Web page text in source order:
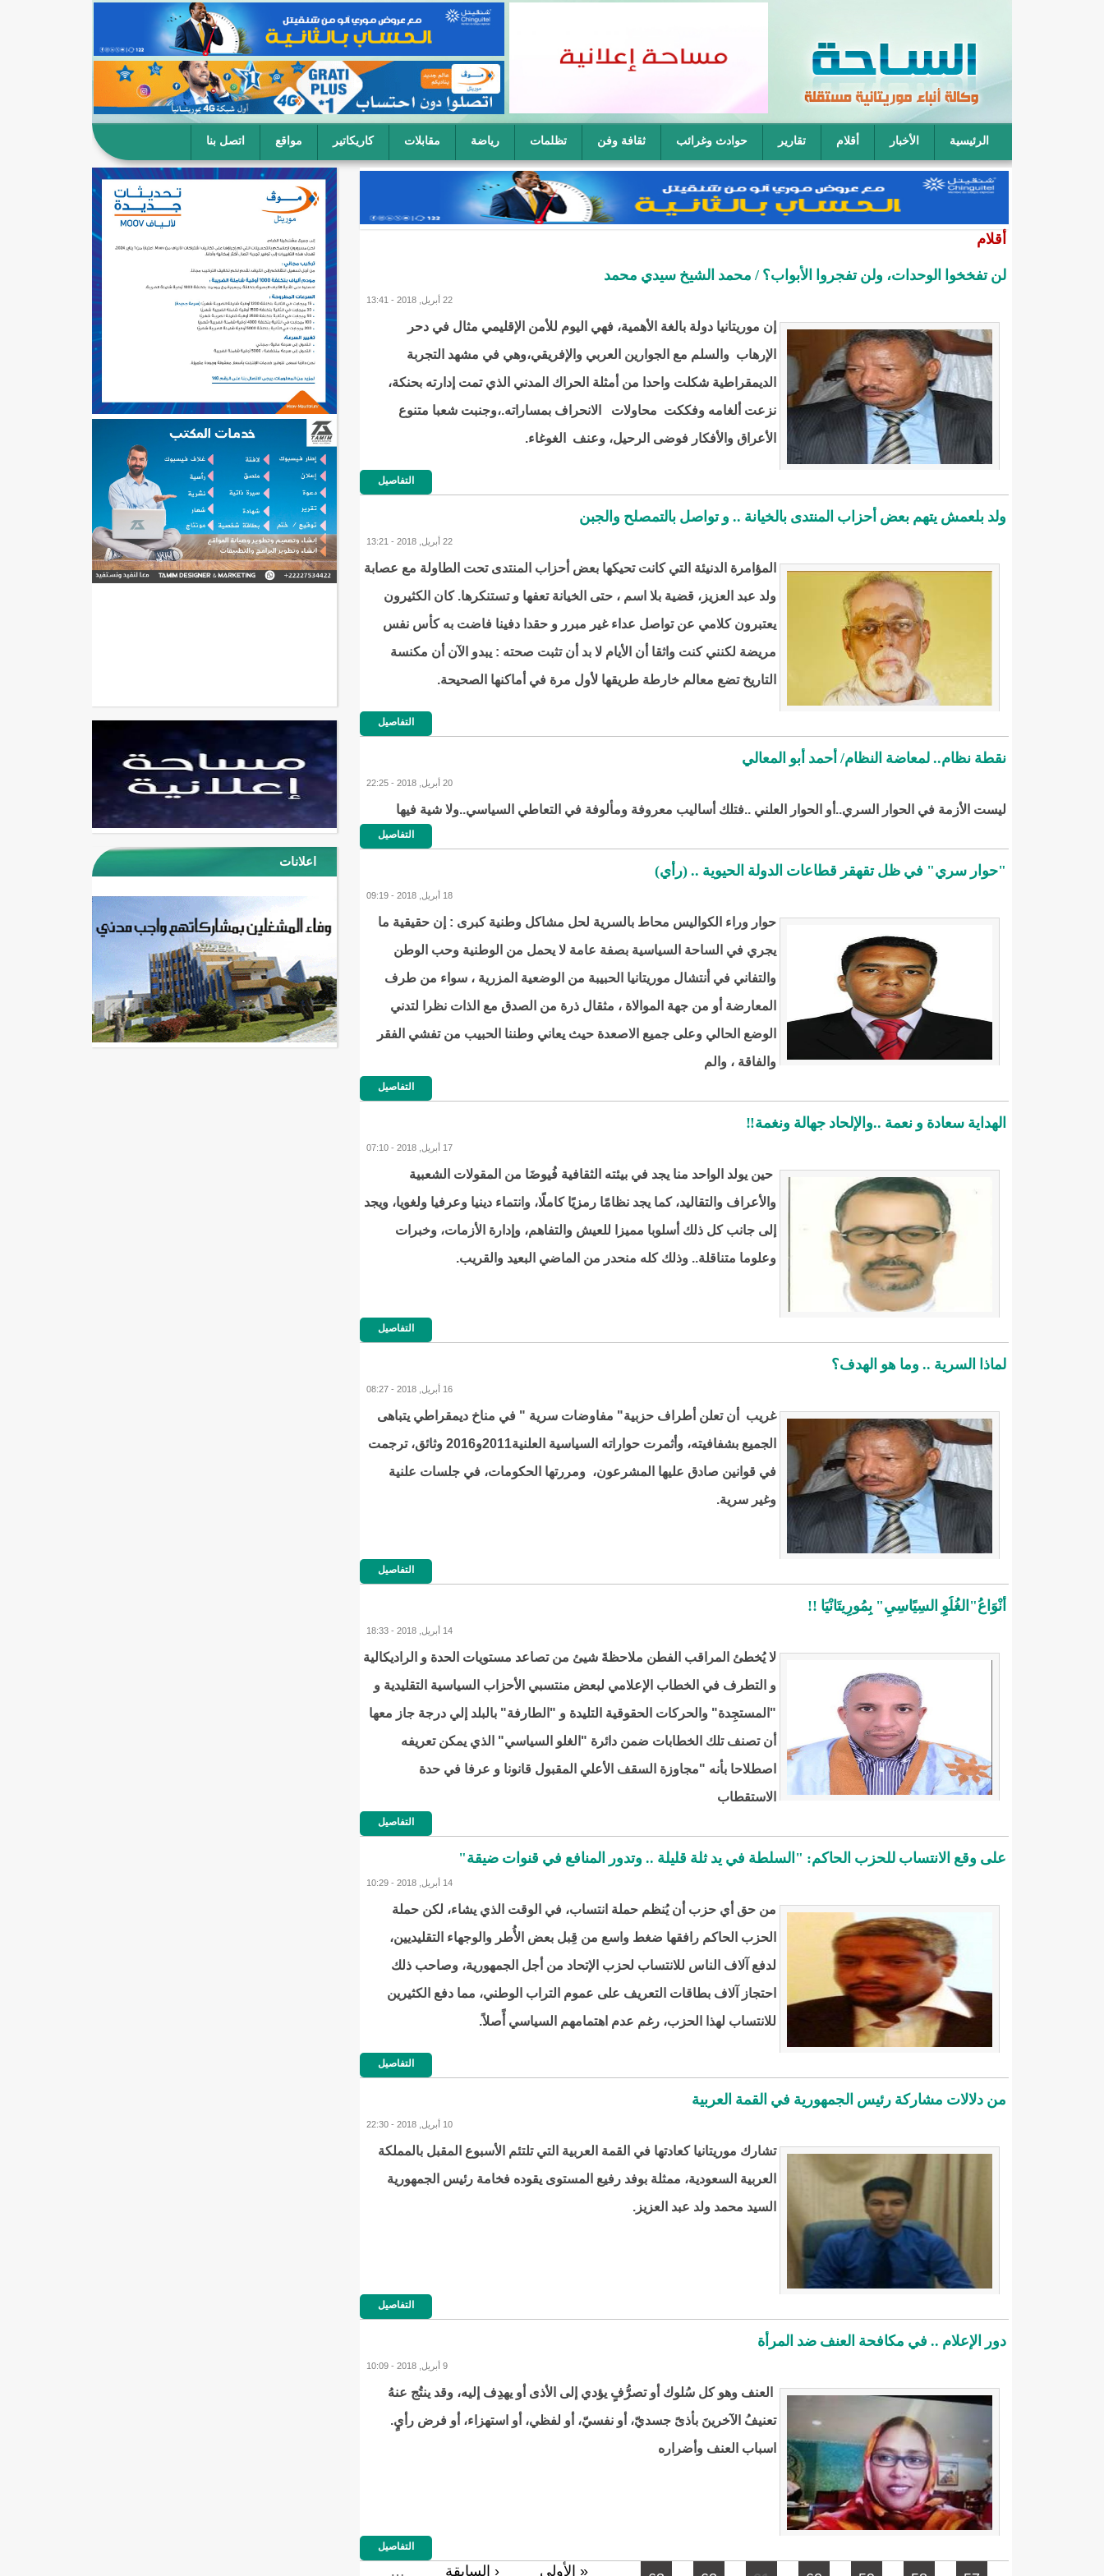
الرئيسية الأخبار أقلام تقارير حوادث وغرائب ثقافة وفن تظلمات رياضة مقابلات كاريكاتير مواقع اتصل بنا
فقيه موريتاني: يمكن لأربعة رجال أن يتناوبوا على نكاح سيدة في آن واحد
أقلام
لن تفخخوا الوحدات، ولن تفجروا الأبواب؟ / محمد الشيخ سيدي محمد
22 أبريل, 2018 - 13:41
إن موريتانيا دولة بالغة الأهمية، فهي اليوم للأمن الإقليمي مثال في دحر
الإرهاب والسلم مع الجوارين العربي والإفريقي،وهي في مشهد التجربة
الديمقراطية شكلت واحدا من أمثلة الحراك المدني الذي تمت إدارته بحنكة،
نزعت ألغامه وفككت محاولات الانحراف بمساراته.،وجنبت شعبا متنوع
الأعراق والأفكار فوضى الرحيل، وعنف الغوغاء.
التفاصيل
ولد بلعمش يتهم بعض أحزاب المنتدى بالخيانة .. و تواصل بالتمصلح والجبن
22 أبريل, 2018 - 13:21
المؤامرة الدنيئة التي كانت تحيكها بعض أحزاب المنتدى تحت الطاولة مع عصابة
ولد عبد العزيز، قضية بلا اسم ، حتى الخيانة تعفها و تستنكرها. كان الكثيرون
يعتبرون كلامي عن تواصل عداء غير مبرر و حقدا دفينا فاضت به كأس نفس
مريضة لكنني كنت واثقا أن الأيام لا بد أن تثبت صحته : يبدو الآن أن مكنسة
التاريخ تضع معالم خارطة طريقها لأول مرة في أماكنها الصحيحة.
التفاصيل
نقطة نظام.. لمعاضة النظام/ أحمد أبو المعالي
20 أبريل, 2018 - 22:25
ليست الأزمة في الحوار السري..أو الحوار العلني ..فتلك أساليب معروفة ومألوفة في التعاطي السياسي..ولا شية فيها
التفاصيل
"حوار سري" في ظل تقهقر قطاعات الدولة الحيوية .. (رأي)
18 أبريل, 2018 - 09:19
حوار وراء الكواليس محاط بالسرية لحل مشاكل وطنية كبرى : إن حقيقية ما
يجري في الساحة السياسية بصفة عامة لا يحمل من الوطنية وحب الوطن
والتفاني في أنتشال موريتانيا الحبيبة من الوضعية المزرية ، سواء من طرف
المعارضة أو من جهة الموالاة ، مثقال ذرة من الصدق مع الذات نظرا لتدني
الوضع الحالي وعلى جميع الاصعدة حيث يعاني وطننا الحبيب من تفشي الفقر
والفاقة ، والم
التفاصيل
الهداية سعادة و نعمة ..والإلحاد جهالة ونغمة‼
17 أبريل, 2018 - 07:10
حين يولد الواحد منا يجد في بيئته الثقافية فُيوضَا من المقولات الشعبية
والأعراف والتقاليد، كما يجد نظامًا رمزيًا كاملًا، وانتماء دينيا وعرفيا ولغويا، ويجد
إلى جانب كل ذلك أسلوبا مميزا للعيش والتفاهم، وإدارة الأزمات، وخبرات
وعلوما متناقلة.. وذلك كله منحدر من الماضي البعيد والقريب.
التفاصيل
لماذا السرية .. وما هو الهدف؟
16 أبريل, 2018 - 08:27
غريب أن تعلن أطراف حزبية" مفاوضات سرية " في مناخ ديمقراطي يتباهى
الجميع بشفافيته، وأثمرت حواراته السياسية العلنية2011و2016 وثائق، ترجمت
في قوانين صادق عليها المشرعون، ومررتها الحكومات، في جلسات علنية
وغير سرية.
التفاصيل
أَنْوَاعُ"الغُلُوِ السِيًاسِيِ" بِمُورِيتَانْيَا !!
14 أبريل, 2018 - 18:33
لا يُخطئ المراقب الفطن ملاحظةَ شيئ من تصاعد مستويات الحدة و الراديكالية
و التطرف في الخطاب الإعلامي لبعض منتسبي الأحزاب السياسية التقليدية و
"المستجِدة" والحركات الحقوقية التليدة و "الطارفة" بالبلد إلي درجة جاز معها
أن تصنف تلك الخطابات ضمن دائرة "الغلو السياسي" الذي يمكن تعريفه
اصطلاحا بأنه "مجاوزة السقف الأعلي المقبول قانونا و عرفا في حدة
الاستقطاب
التفاصيل
على وقع الانتساب للحزب الحاكم: "السلطة في يد ثلة قليلة .. وتدور المنافع في قنوات ضيقة"
14 أبريل, 2018 - 10:29
من حق أي حزب أن يُنظم حملة انتساب، في الوقت الذي يشاء، لكن حملة
الحزب الحاكم رافقها ضغط واسع من قِبل بعض الأُطر والوجهاء التقليديين،
لدفع آلاف الناس للانتساب لحزب الإتحاد من أجل الجمهورية، وصاحب ذلك
احتجاز آلاف بطاقات التعريف على عموم التراب الوطني، مما دفع الكثيرين
للانتساب لهذا الحزب، رغم عدم اهتمامهم السياسي أًصلاً.
التفاصيل
من دلالات مشاركة رئيس الجمهورية في القمة العربية
10 أبريل, 2018 - 22:30
تشارك موريتانيا كعادتها في القمة العربية التي تلتئم الأسبوع المقبل بالمملكة
العربية السعودية، ممثلة بوفد رفيع المستوى يقوده فخامة رئيس الجمهورية
السيد محمد ولد عبد العزيز.
التفاصيل
دور الإعلام .. في مكافحة العنف ضد المرأة
9 أبريل, 2018 - 10:09
العنف وهو كل سُلوك أو تصرُّفٍ يؤدي إلى الأذى أو يهدِف إليه، وقد ينتُج عنهُ
تعنيفُ الآخرينَ بأذىً جسديّ، أو نفسيّ، أو لفظي، أو استهزاء، أو فرض رأيٍ.
اسباب العنف وأضراره
التفاصيل
الصفحات « الأولى ‹ السابقة …
اعلانات